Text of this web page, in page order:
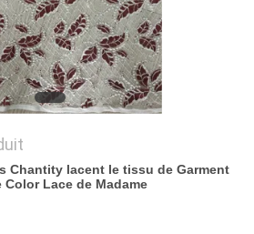
Chantity lacent le tissu de Garment
Lace de Madame